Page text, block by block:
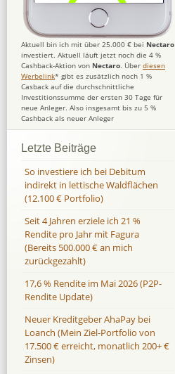
Aktuell bin ich mit über 25.000 € bei Nectaro
investiert. Aktuell läuft jetzt noch die 4 %
Cashback-Aktion von Nectaro. Über diesen
Werbelink* gibt es zusätzlich noch 1 %
Casback auf die durchschnittliche
Investitionssumme der ersten 30 Tage für
neue Anleger. Also insgesamt bis zu 5 %
Cashback als neuer Anleger
Letzte Beiträge
So investiere ich bei Debitum
indirekt in lettische Waldflächen
(12.100 € Portfolio)
Seit 4 Jahren erziele ich 21 %
Rendite pro Jahr mit Fagura
(Bereits 500.000 € an mich
zurückgezahlt)
17,6 % Rendite im Mai 2026 (P2P-
Rendite Update)
Neuer Kreditgeber AhaPay bei
Loanch (Mein Ziel-Portfolio von
17.500 € erreicht, monatlich 200+ €
Zinsen)